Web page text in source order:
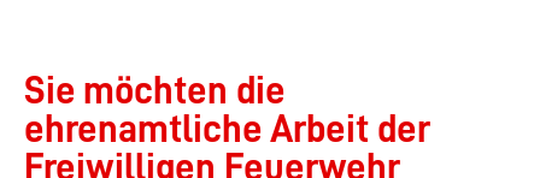
Sie möchten die
ehrenamtliche Arbeit der
Freiwilligen Feuerwehr